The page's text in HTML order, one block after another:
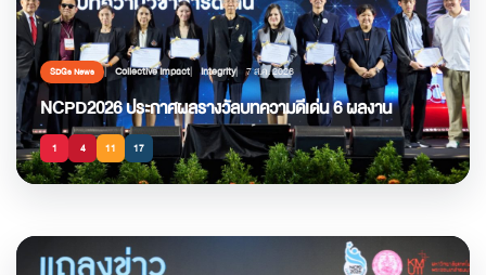
SDGs News Collective Impact Integrity 7 ส.ค. 2026
NCPD2026 ประกาศผลรางวัลบทความดีเด่น 6 ผลงาน
1 4 11 17